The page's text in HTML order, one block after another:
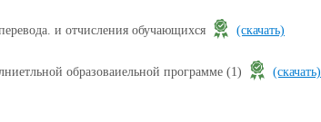
и отчисления обучающихся
(скачать)
образоваиельной программе (1)
(скачать)